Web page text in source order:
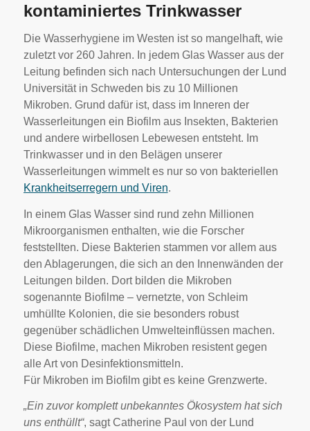
kontaminiertes Trinkwasser
Die Wasserhygiene im Westen ist so mangelhaft, wie
zuletzt vor 260 Jahren. In jedem Glas Wasser aus der
Leitung befinden sich nach Untersuchungen der Lund
Universität in Schweden bis zu 10 Millionen
Mikroben. Grund dafür ist, dass im Inneren der
Wasserleitungen ein Biofilm aus Insekten, Bakterien
und andere wirbellosen Lebewesen entsteht. Im
Trinkwasser und in den Belägen unserer
Wasserleitungen wimmelt es nur so von bakteriellen
Krankheitserregern und Viren.
In einem Glas Wasser sind rund zehn Millionen
Mikroorganismen enthalten, wie die Forscher
feststellten. Diese Bakterien stammen vor allem aus
den Ablagerungen, die sich an den Innenwänden der
Leitungen bilden. Dort bilden die Mikroben
sogenannte Biofilme – vernetzte, von Schleim
umhüllte Kolonien, die sie besonders robust
gegenüber schädlichen Umwelteinflüssen machen.
Diese Biofilme, machen Mikroben resistent gegen
alle Art von Desinfektionsmitteln.
Für Mikroben im Biofilm gibt es keine Grenzwerte.
„Ein zuvor komplett unbekanntes Ökosystem hat sich
uns enthüllt“, sagt Catherine Paul von der Lund